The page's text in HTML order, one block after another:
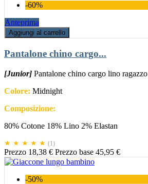
-60%
Anteprima
Aggiungi al carrello
Pantalone chino cargo...
[Junior] Pantalone chino cargo lino ragazzo
Colore: Midnight
Composizione:
80% Cotone 18% Lino 2% Elastan
★ ★ ★ ★ ★ (1)
Prezzo 18,38 € Prezzo base 45,95 €
-50%